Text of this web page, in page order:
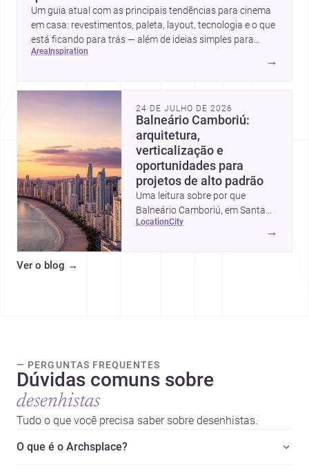
Um guia atual com as principais tendências para cinema
em casa: revestimentos, paleta, layout, tecnologia e o que
está ficando para trás — além de ideias simples para
atualizar sem reforma completa.
area inspiration
→
24 DE JULHO DE 2026
Balneário Camboriú:
arquitetura,
verticalização e
oportunidades para
projetos de alto padrão
Uma leitura sobre por que
Balneário Camboriú, em Santa
Catarina, virou referência em
location city
→
Ver o blog →
— PERGUNTAS FREQUENTES
Dúvidas comuns sobre
desenhistas
Tudo o que você precisa saber sobre desenhistas.
O que é o Archsplace?